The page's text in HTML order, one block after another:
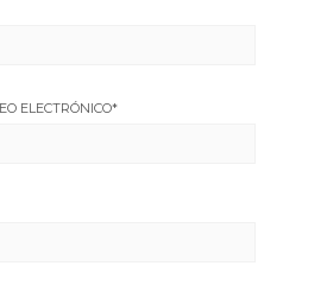
ELECTRÓNICO*